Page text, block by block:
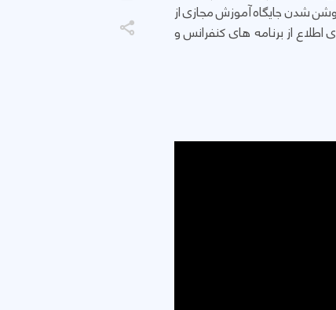
کرونا و روشن شدن جایگاه آموزش مجازی از
از برنامه های کنفرانس و